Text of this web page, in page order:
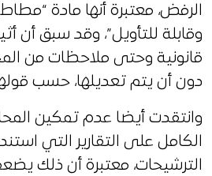
الرفض، معتبرة أنها مادة
وقابلة للتأويل”، وقد سبق أن
قانونية وحتى ملاحظات من
دون أن يتم تعديلها، حسب
وانتقدت أيضا عدم تمكين
الكامل على التقارير التي
الترشيحات، معتبرة أن ذلك